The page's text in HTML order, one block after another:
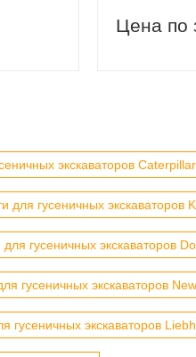
Цена по
экскаваторов
для гусеничных экскаваторов
для гусеничных экскаваторов
гусеничных экскаваторов
гусеничных экскаваторов